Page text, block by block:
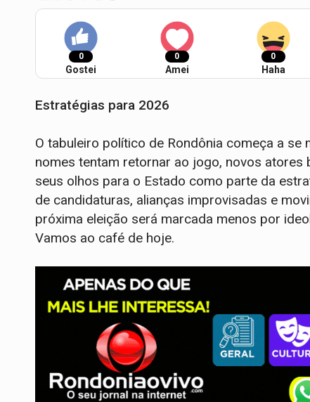
0
Gostei
0
Amei
0
Haha
Estratégias para 2026
O tabuleiro político de Rondônia começa a
nomes tentam retornar ao jogo, novos
seus olhos para o Estado como parte da
de candidaturas, alianças improvisadas e
próxima eleição será marcada menos por
Vamos ao café de hoje.